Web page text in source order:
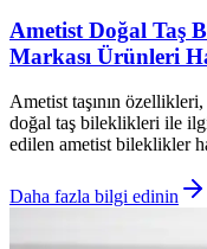
Ametist Doğal Taş
Markası Ürünleri
Ametist taşının özellikleri,
doğal taş bileklikleri ile
edilen ametist bileklikler
Daha fazla bilgi edinin